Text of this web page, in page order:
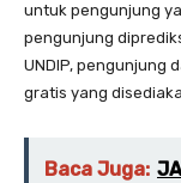
untuk pengunjung
pengunjung
UNDIP, pengunjung
gratis yang
Baca Juga: